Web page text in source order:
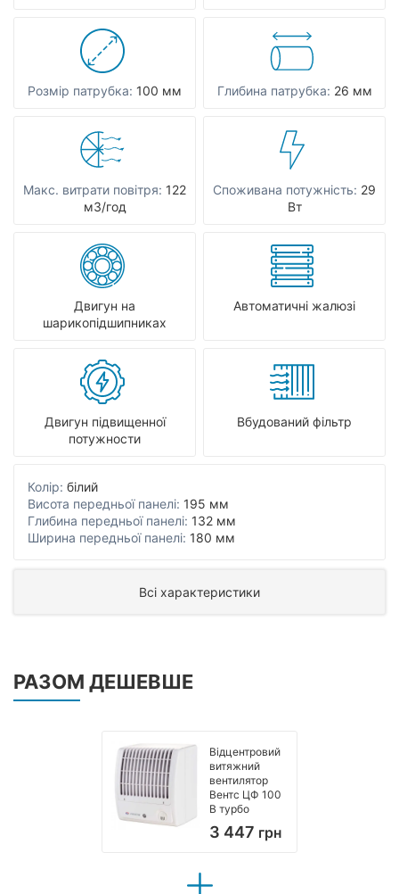
Розмір патрубка: 100 мм Глибина патрубка: 26 мм
Макс. витрати повітря: 122
мЗ/год
Споживана потужність: 29
Вт
Двигун на
шарикопідшипниках
Автоматичні жалюзі
Двигун підвищенної
потужности
Вбудований фільтр
Колір: білий
Висота передньої панелі: 195 мм
Глибина передньої панелі: 132 мм
Ширина передньої панелі: 180 мм
Всі характеристики
РАЗОМ ДЕШЕВШЕ
Відцентровий
витяжний
вентилятор
Вентс ЦФ 100
В турбо
3 447 грн